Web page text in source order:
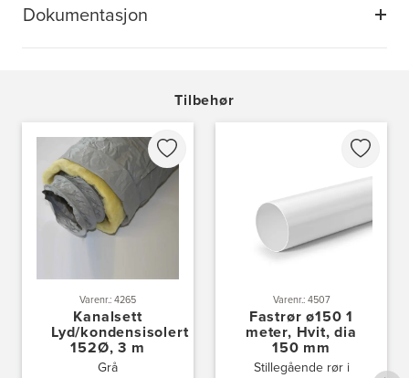
Dokumentasjon
Tilbehør
Varenr.: 4265
Kanalsett
Lyd/kondensisolert
152Ø, 3 m
Grå
Varenr.: 4507
Fastrør ø150 1
meter, Hvit, dia
150 mm
Stillegående rør i